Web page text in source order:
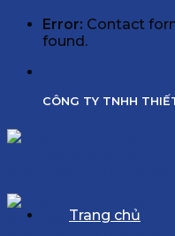
Error: Contact
found.
CÔNG TY TNHH
Trang chủ